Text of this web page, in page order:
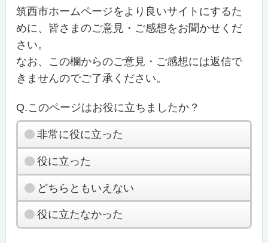
筑西市ホームページをより良いサイトにするた
めに、皆さまのご意見・ご感想をお聞かせくだ
さい。
なお、この欄からのご意見・ご感想には返信で
きませんのでご了承ください。
Q.このページはお役に立ちましたか？
非常に役に立った
役に立った
どちらともいえない
役に立たなかった